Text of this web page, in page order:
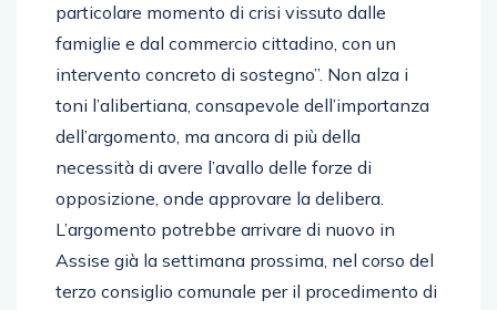
particolare momento di crisi vissuto dalle
famiglie e dal commercio cittadino, con un
intervento concreto di sostegno”. Non alza i
toni l’alibertiana, consapevole dell’importanza
dell’argomento, ma ancora di più della
necessità di avere l’avallo delle forze di
opposizione, onde approvare la delibera.
L’argomento potrebbe arrivare di nuovo in
Assise già la settimana prossima, nel corso del
terzo consiglio comunale per il procedimento di